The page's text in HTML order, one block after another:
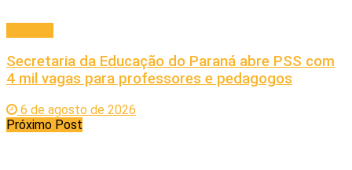
Secretaria da Educação do Paraná abre PSS com
4 mil vagas para professores e pedagogos
6 de agosto de 2026
Próximo Post